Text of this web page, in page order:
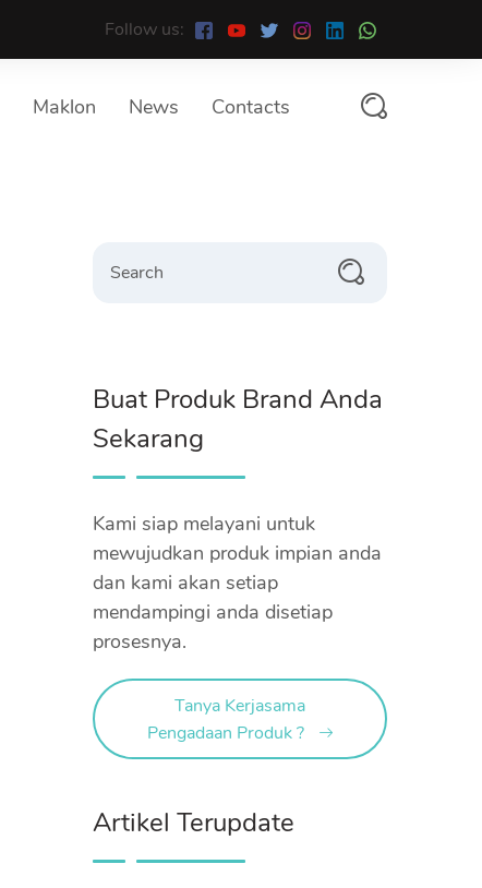
Follow us:
Maklon News Contacts
Buat Produk Brand Anda
Sekarang
Kami siap melayani untuk
mewujudkan produk impian anda
dan kami akan setiap
mendampingi anda disetiap
prosesnya.
Tanya Kerjasama
Pengadaan Produk ?
Artikel Terupdate